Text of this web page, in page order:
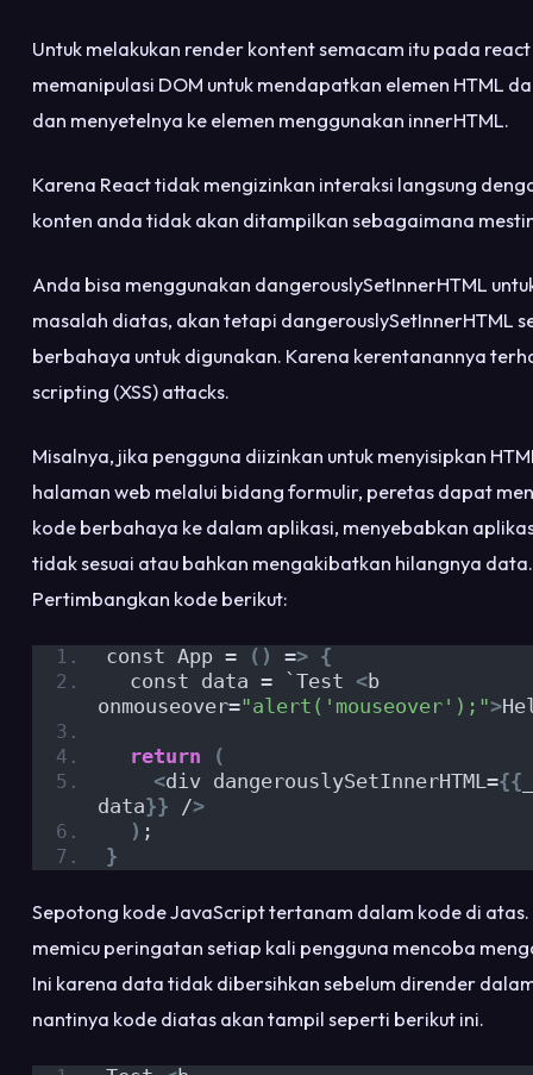
Untuk melakukan render kontent semacam itu pada
memanipulasi DOM untuk mendapatkan elemen HTML
dan menyetelnya ke elemen menggunakan innerHTML.
Karena React tidak mengizinkan interaksi langsung
konten anda tidak akan ditampilkan sebagaimana
Anda bisa menggunakan dangerouslySetInnerHTML
masalah diatas, akan tetapi dangerouslySetInnerHTML
berbahaya untuk digunakan. Karena kerentanannya
scripting (XSS) attacks.
Misalnya, jika pengguna diizinkan untuk menyisipkan
halaman web melalui bidang formulir, peretas dapat
kode berbahaya ke dalam aplikasi, menyebabkan
tidak sesuai atau bahkan mengakibatkan hilangnya data.
Pertimbangkan kode berikut:
const App = () => {
  const data = `Test
<b
onmouseover="alert('mouseover');">
return
(
<div dangerouslySetInnerHTML={{
data}} />
) ;
}
Sepotong kode JavaScript tertanam dalam kode di atas.
memicu peringatan setiap kali pengguna mencoba
Ini karena data tidak dibersihkan sebelum dirender
nantinya kode diatas akan tampil seperti berikut ini.